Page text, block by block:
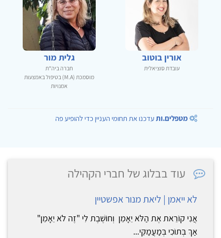
אורין בוטוב
עובדת סוציאלית
גלית מור
חברה ביה"ת
מוסמכת (M.A) בטיפול באמצעות
אמנויות
מטפלים.ותעדכנו את תחומי העניין כדי להופיע פה
עוד בבלוג של חברי הקהילה
לא ייאמן | ליאת מנור אפשטיין
אֲנִי קוֹרֵאת אֶת הַלֹּא יֵאָמֵן וְחוֹשֶׁבֶת לִי "זֶה לֹא יֵאָמֵן"
אַךְ בְּתוֹכִי בְּמַעֲמַקֵּי...